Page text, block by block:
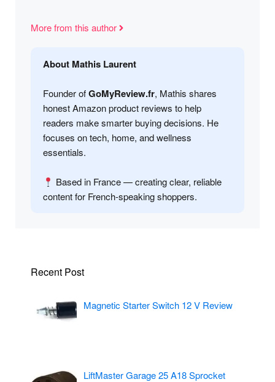
More from this author
About Mathis Laurent
Founder ofGoMyReview.fr, Mathis shares
honest Amazon product reviews to help
readers make smarter buying decisions. He
focuses on tech, home, and wellness
essentials.
Based in France — creating clear, reliable
content for French-speaking shoppers.
Recent Post
Magnetic Starter Switch 12 V Review
LiftMaster Garage 25 A18 Sprocket